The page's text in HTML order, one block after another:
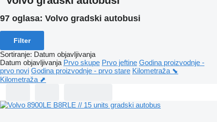
97 oglasa: Volvo gradski autobusi
Filter
Sortiranje: Datum objavljivanja
Datum objavljivanja Prvo skupe Prvo jeftine Godina proizvodnje -
prvo novi Godina proizvodnje - prvo stare Kilometraža ⬊
Kilometraža ⬈